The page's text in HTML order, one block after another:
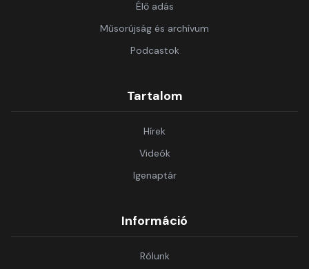
Élő adás
Műsorújság és archívum
Podcastok
Tartalom
Hírek
Videók
Igenaptár
Információ
Rólunk